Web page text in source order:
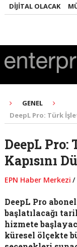
OLACAK
GENEL
DeepL Pro: Türk
DeepL
Kapısını
EPN Haber Merkezi /
DeepL Pro
başlatılacağı
hizmete
küresel ölçekte